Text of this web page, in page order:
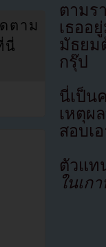
ตามร
เธออ
มัธยม
กรุ๊ป
นี่เป็น
เหตุผ
สอบเ
ตัวแท
ในเก
ตาม
นี่